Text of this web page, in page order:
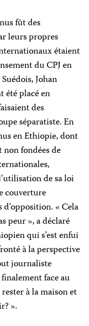
fût des
leurs propres
étaient
du CPJ en
Johan
été placé en
des
séparatiste. En
en Ethiopie, dont
non fondées de
de sa loi
couverture
« Cela
peur », a déclaré
qui s’est enfui
à la perspective
journaliste
face au
à la maison et
».